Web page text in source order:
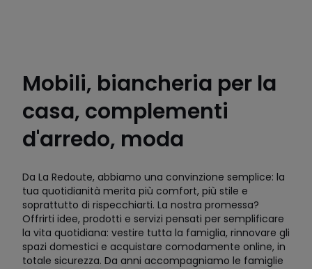
Mobili, biancheria per la
casa, complementi
d'arredo, moda
Da La Redoute, abbiamo una convinzione semplice: la
tua quotidianità merita più comfort, più stile e
soprattutto di rispecchiarti. La nostra promessa?
Offrirti idee, prodotti e servizi pensati per semplificare
la vita quotidiana: vestire tutta la famiglia, rinnovare gli
spazi domestici e acquistare comodamente online, in
totale sicurezza. Da anni accompagniamo le famiglie